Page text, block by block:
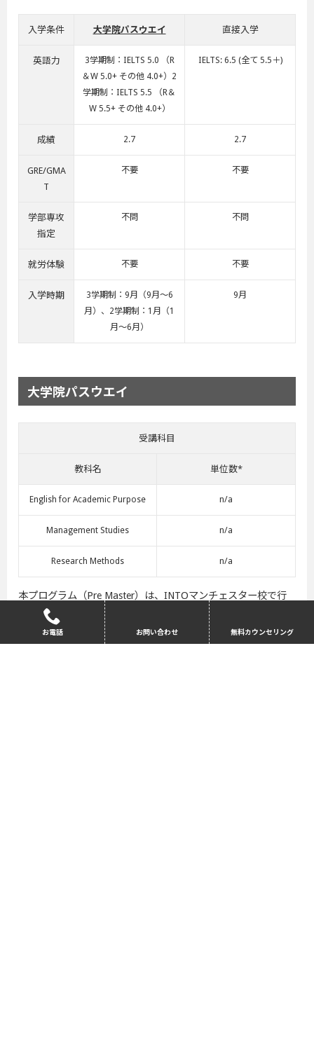
入学条件 大学院パスウエイ 直接入学
英語力
3学期制：IELTS 5.0 （R
＆W 5.0+ その他 4.0+）2
学期制：IELTS 5.5 （R＆
W 5.5+ その他 4.0+）
IELTS: 6.5 (全て 5.5＋)
成績 2.7 2.7
GRE/GMA
T
不要 不要
学部専攻
指定
不問 不問
就労体験 不要 不要
入学時期
3学期制：9月（9月～6
月）、2学期制：1月（1
月～6月）
9月
大学院パスウエイ
受講科目
教科名 単位数*
English for Academic Purpose n/a
Management Studies n/a
Research Methods n/a
本プログラム（Pre Master）は、INTOマンチェスター校で行
われています。Pre Masterでは大学院で学習・研究するための
高い英語力と数々の学習スキル（リサーチ力やアカデミックラ
イティングスキルなど）を習得しますが、専攻に沿った基礎は
お電話 お問い合わせ 無料カウンセリング